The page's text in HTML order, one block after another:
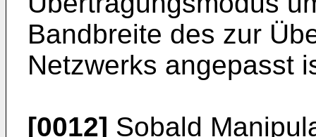
Bandbreite des zur
Netzwerks angepasst
[0012] Sobald